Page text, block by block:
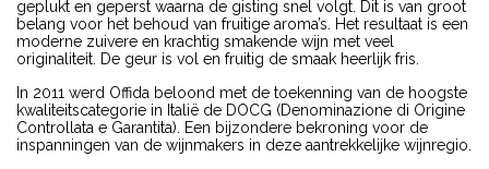
geplukt en geperst waarna de gisting snel volgt. Dit is van groot
belang voor het behoud van fruitige aroma’s. Het resultaat is een
moderne zuivere en krachtig smakende wijn met veel
originaliteit. De geur is vol en fruitig de smaak heerlijk fris.
In 2011 werd Offida beloond met de toekenning van de hoogste
kwaliteitscategorie in Italië de DOCG (Denominazione di Origine
Controllata e Garantita). Een bijzondere bekroning voor de
inspanningen van de wijnmakers in deze aantrekkelijke wijnregio.